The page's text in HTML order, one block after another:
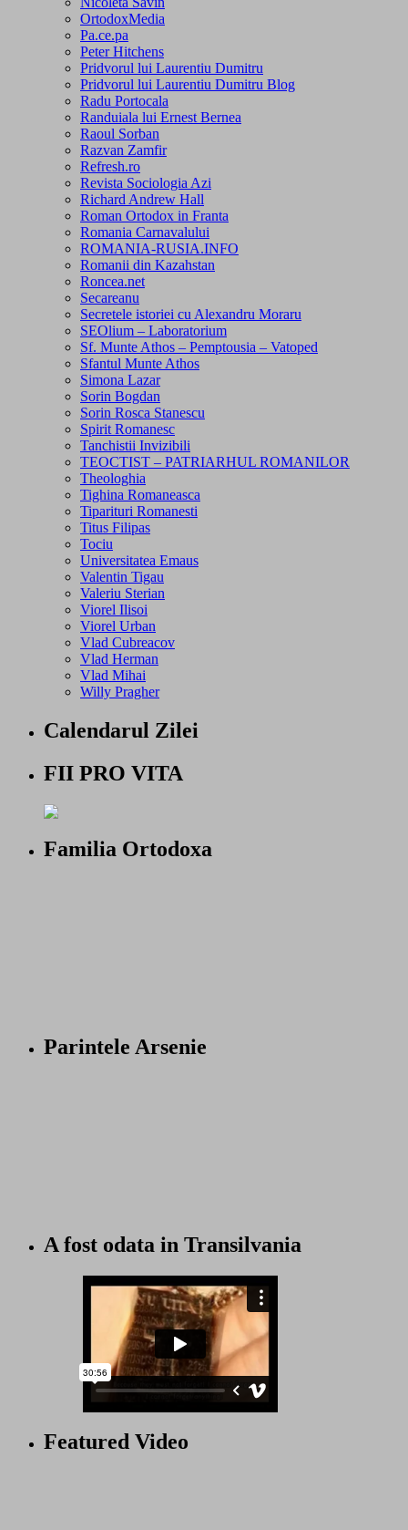
OrtodoxMedia
Pa.ce.pa
Peter Hitchens
Pridvorul lui Laurentiu Dumitru
Pridvorul lui Laurentiu Dumitru Blog
Radu Portocala
Randuiala lui Ernest Bernea
Raoul Sorban
Razvan Zamfir
Refresh.ro
Revista Sociologia Azi
Richard Andrew Hall
Roman Ortodox in Franta
Romania Carnavalului
ROMANIA-RUSIA.INFO
Romanii din Kazahstan
Roncea.net
Secareanu
Secretele istoriei cu Alexandru Moraru
SEOlium – Laboratorium
Sf. Munte Athos – Pemptousia – Vatoped
Sfantul Munte Athos
Simona Lazar
Sorin Bogdan
Sorin Rosca Stanescu
Spirit Romanesc
Tanchistii Invizibili
TEOCTIST – PATRIARHUL ROMANILOR
Theologhia
Tighina Romaneasca
Tiparituri Romanesti
Titus Filipas
Tociu
Universitatea Emaus
Valentin Tigau
Valeriu Sterian
Viorel Ilisoi
Viorel Urban
Vlad Cubreacov
Vlad Herman
Vlad Mihai
Willy Pragher
Calendarul Zilei
FII PRO VITA
Familia Ortodoxa
Parintele Arsenie
A fost odata in Transilvania
Featured Video